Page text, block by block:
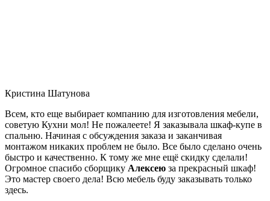
Кристина Шатунова
Всем, кто еще выбирает компанию для изготовления мебели,
советую Кухни мол! Не пожалеете! Я заказывала шкаф-купе в
спальню. Начиная с обсуждения заказа и заканчивая
монтажом никаких проблем не было. Все было сделано очень
быстро и качественно. К тому же мне ещё скидку сделали!
Огромное спасибо сборщику Алексею за прекрасный шкаф!
Это мастер своего дела! Всю мебель буду заказывать только
здесь.